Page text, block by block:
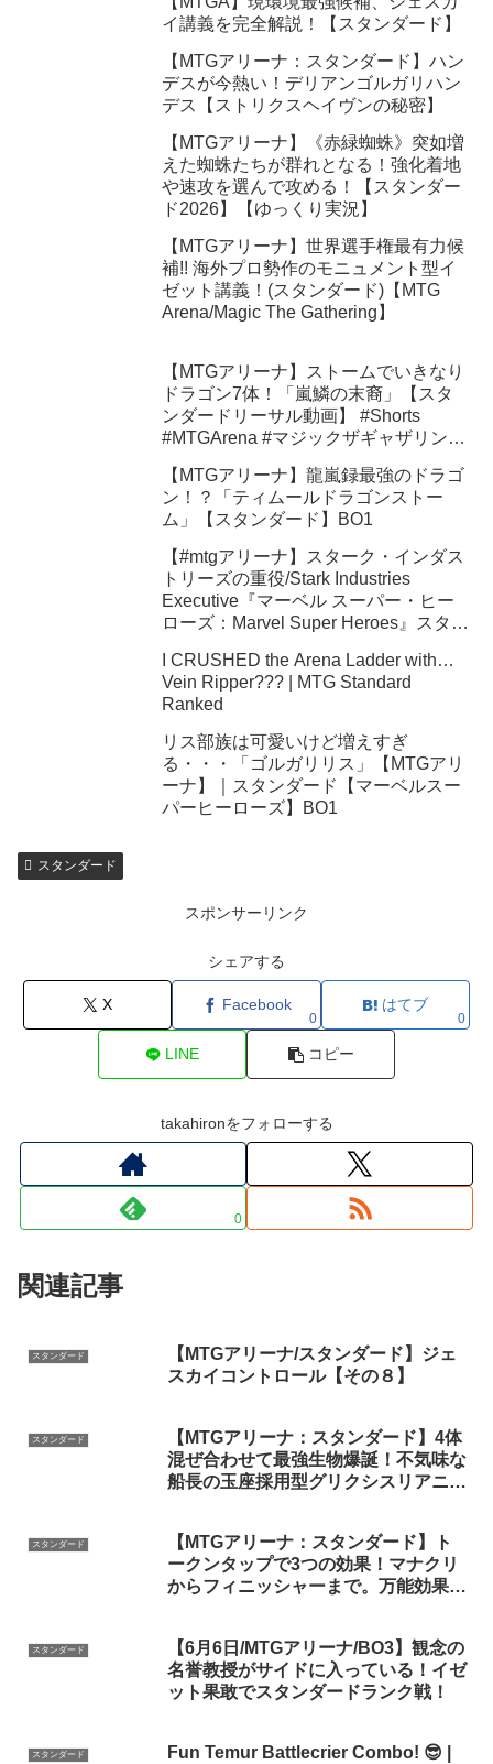
イ講義を完全解説！【スタンダード】
【MTGアリーナ：スタンダード】ハン
デスが今熱い！デリアンゴルガリハン
デス【ストリクスヘイヴンの秘密】
【MTGアリーナ】《赤緑蜘蛛》突如増
えた蜘蛛たちが群れとなる！強化着地
や速攻を選んで攻める！【スタンダー
ド2026】【ゆっくり実況】
【MTGアリーナ】世界選手権最有力候
補!! 海外プロ勢作のモニュメント型イ
ゼット講義！(スタンダード)【MTG
Arena/Magic The Gathering】
【MTGアリーナ】ストームでいきなり
ドラゴン7体！「嵐鱗の末裔」【スタ
ンダードリーサル動画】 #Shorts
#MTGArena #マジックザギャザリング
【MTGアリーナ】龍嵐録最強のドラゴ
ン！？「ティムールドラゴンストー
ム」【スタンダード】BO1
【#mtgアリーナ】スターク・インダス
トリーズの重役/Stark Industries
Executive『マーベル スーパー・ヒー
ローズ：Marvel Super Heroes』スタン
I CRUSHED the Arena Ladder with…
Vein Ripper??? | MTG Standard
Ranked
リス部族は可愛いけど増えすぎ
る・・・「ゴルガリリス」【MTGアリ
ーナ】｜スタンダード【マーベルスー
パーヒーローズ】BO1
スタンダード
スポンサーリンク
シェアする
X Facebook
0
はてブ
0
LINE コピー
takahironをフォローする
0
関連記事
スタンダード
【MTGアリーナ/スタンダード】ジェ
スカイコントロール【その８】
スタンダード
【MTGアリーナ：スタンダード】4体
混ぜ合わせて最強生物爆誕！不気味な
船長の玉座採用型グリクシスリアニメ
スタンダード
【MTGアリーナ：スタンダード】ト
ークンタップで3つの効果！マナクリ
からフィニッシャーまで。万能効果持
スタンダード
【6月6日/MTGアリーナ/BO3】観念の
名誉教授がサイドに入っている！イゼ
ット果敢でスタンダードランク戦！
スタンダード
Fun Temur Battlecrier Combo! 😎 |